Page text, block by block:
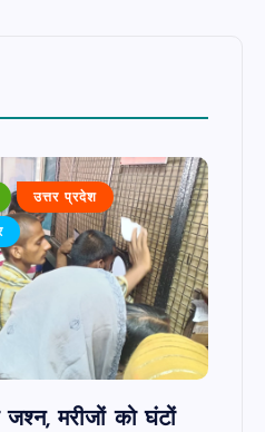
उत्तर प्रदेश
जश्न, मरीजों को घंटों